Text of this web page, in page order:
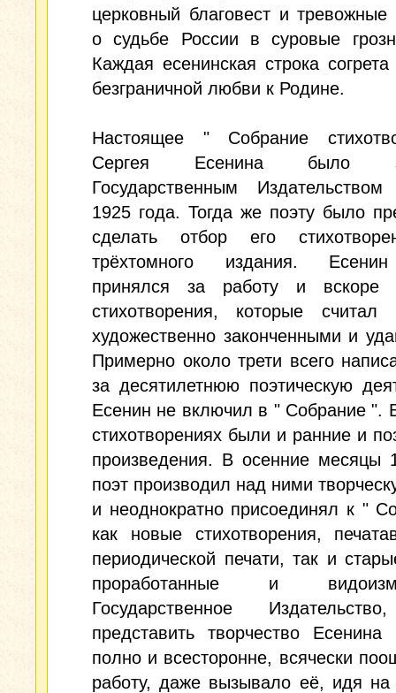
церковный благовест и тревожные
о судьбе России в суровые
Каждая есенинская строка согрета
безграничной любви к Родине.
Настоящее " Собрание
Сергея Есенина было
Государственным
1925 года. Тогда же поэту было
сделать отбор его
трёхтомного издания.
принялся за работу и вскоре
стихотворения, которые считал
художественно законченными и
Примерно около трети всего
за десятилетнюю поэтическую
Есенин не включил в " Собрание ".
стихотворениях были и ранние и
произведения. В осенние месяцы
поэт производил над ними
и неоднократно присоединял к "
как новые стихотворения,
периодической печати, так и
проработанные и
Государственное
представить творчество Есенина
полно и всесторонне, всячески
работу, даже вызывало её, идя на